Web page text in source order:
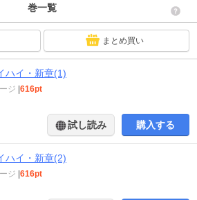
巻一覧
まとめ買い
ハイ・新章(1)
ジ 616pt
試し読み 購入する
ハイ・新章(2)
ジ 616pt